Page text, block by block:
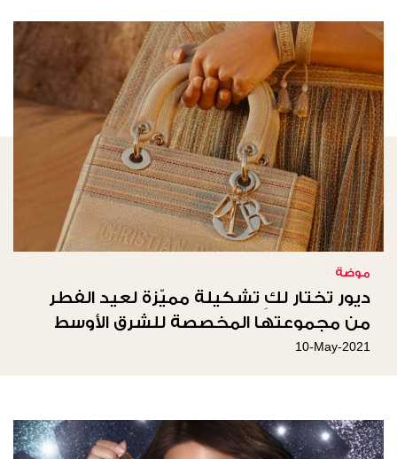
موضة
ديور تختار لكِ تشكيلة مميّزة لعيد الفطر
من مجموعتها المخصصة للشرق الأوسط
10-May-2021